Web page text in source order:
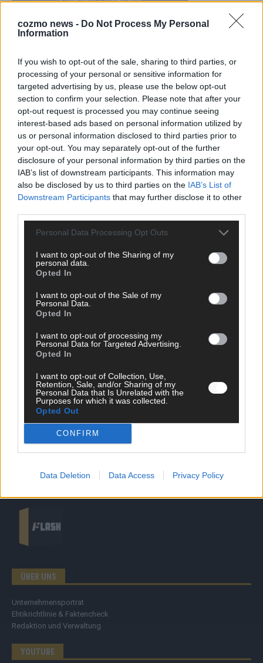
cozmo news - Do Not Process My Personal
Information
If you wish to opt-out of the sale, sharing to third parties, or
processing of your personal or sensitive information for
targeted advertising by us, please use the below opt-out
section to confirm your selection. Please note that after your
opt-out request is processed you may continue seeing
interest-based ads based on personal information utilized by
us or personal information disclosed to third parties prior to
your opt-out. You may separately opt-out of the further
disclosure of your personal information by third parties on the
IAB’s list of downstream participants. This information may
also be disclosed by us to third parties on the IAB’s List of
Downstream Participants that may further disclose it to other
Personal Data Processing Opt Outs
I want to opt-out of the Sharing of my
personal data.
Opted In
I want to opt-out of the Sale of my
Personal Data.
Opted In
I want to opt-out of processing my
Personal Data for Targeted Advertising.
Opted In
I want to opt-out of Collection, Use,
Retention, Sale, and/or Sharing of my
Personal Data that Is Unrelated with the
Purposes for which it was collected.
Opted Out
CONFIRM
Data Deletion Data Access Privacy Policy
ANZEIGE
SCHNELL ZUM RESSORT
Nachrichten
Wirtschaft
Ratgeber
Wissen
Streams & Storys
Eurovision
FLASH – DAS VIDEOPORTAL
ÜBER UNS
Unternehmensporträt
Ehtikrichtlinie & Faktencheck
Redaktion und Verwaltung
YOUTUBE